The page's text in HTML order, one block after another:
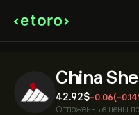
China
42.92‎$‎-0.06(-
Отложенные цены по